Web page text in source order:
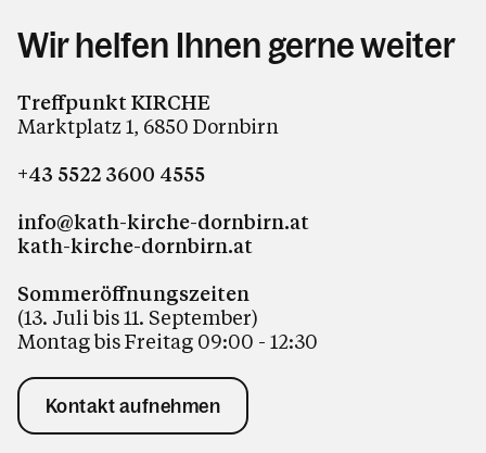
Wir helfen Ihnen gerne weiter
Treffpunkt KIRCHE
Marktplatz 1, 6850 Dornbirn
+43 5522 3600 4555
info@kath-kirche-dornbirn.at
kath-kirche-dornbirn.at
Sommeröffnungszeiten
(13. Juli bis 11. September)
Montag bis Freitag 09:00 - 12:30
Kontakt aufnehmen